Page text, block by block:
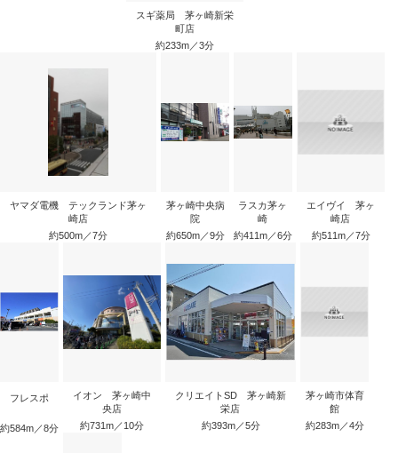
スギ薬局 茅ヶ崎新栄
町店
約233m／3分
ヤマダ電機 テックランド茅ヶ
崎店
約500m／7分
茅ヶ崎中央病
院
約650m／9分
ラスカ茅ヶ
崎
約411m／6分
エイヴイ 茅ヶ
崎店
約511m／7分
フレスポ
約584m／8分
イオン 茅ヶ崎中
央店
約731m／10分
クリエイトSD 茅ヶ崎新
栄店
約393m／5分
茅ヶ崎市体育
館
約283m／4分